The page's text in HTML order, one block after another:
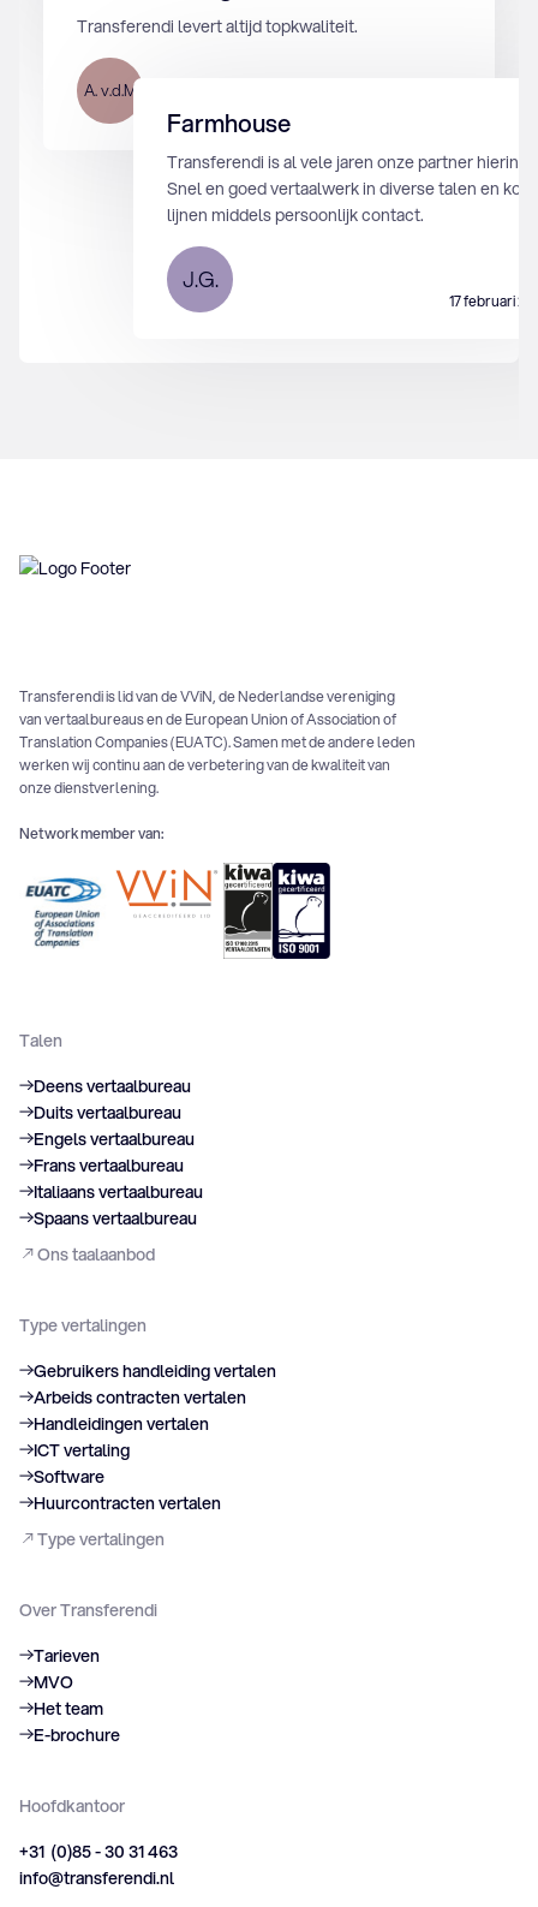
Transferendi levert altijd topkwaliteit.
A. v.d.M
Farmhouse
Transferendi is al vele jaren onze partner hierin.
Snel en goed vertaalwerk in diverse talen en
lijnen middels persoonlijk contact.
J.G.
17 februari
Transferendi is lid van de VViN, de Nederlandse vereniging
van vertaalbureaus en de European Union of Association of
Translation Companies (EUATC). Samen met de andere leden
werken wij continu aan de verbetering van de kwaliteit van
onze dienstverlening.
Network member van:
Talen
Deens vertaalbureau
Duits vertaalbureau
Engels vertaalbureau
Frans vertaalbureau
Italiaans vertaalbureau
Spaans vertaalbureau
Ons taalaanbod
Type vertalingen
Gebruikers handleiding vertalen
Arbeids contracten vertalen
Handleidingen vertalen
ICT vertaling
Software
Huurcontracten vertalen
Type vertalingen
Over Transferendi
Tarieven
MVO
Het team
E-brochure
Hoofdkantoor
+31 (0)85 - 30 31 463
info@transferendi.nl